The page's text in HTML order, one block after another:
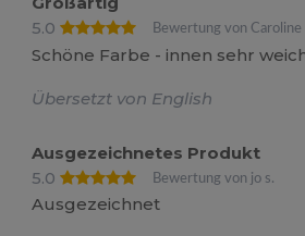
5.0
Bewertung von Caroline
Schöne Farbe - innen sehr
Übersetzt von English
Ausgezeichnetes Produkt
5.0
Bewertung von jo s.
Ausgezeichnet